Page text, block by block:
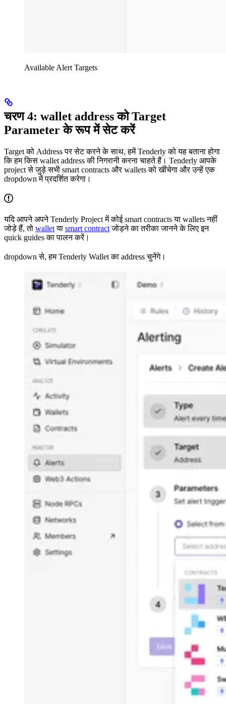
Available Alert Targets
चरण 4: wallet address को Target
Parameter के रूप में सेट करें
Target को Address पर सेट करने के साथ, हमें Tenderly को यह बताना होगा
कि हम किस wallet address की निगरानी करना चाहते हैं। Tenderly आपके
project से जुड़े सभी smart contracts और wallets को खींचेगा और उन्हें एक
dropdown में प्रदर्शित करेगा।
यदि आपने अपने Tenderly Project में कोई smart contracts या wallets नहीं
जोड़े हैं, तो walletया smart contractजोड़ने का तरीका जानने के लिए इन
quick guides का पालन करें।
dropdown से, हम Tenderly Wallet का address चुनेंगे।